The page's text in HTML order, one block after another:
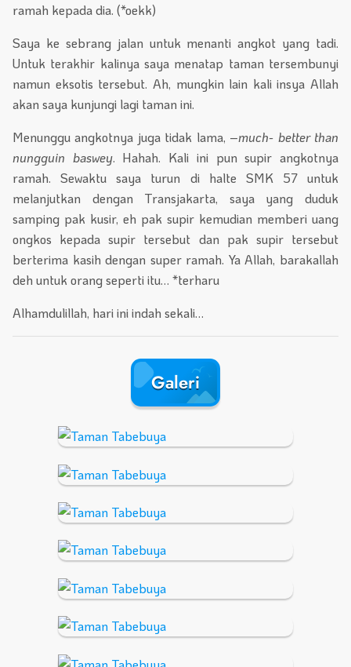
ramah kepada dia. (*oekk)
Saya ke sebrang jalan untuk menanti angkot yang tadi.
Untuk terakhir kalinya saya menatap taman tersembunyi
namun eksotis tersebut. Ah, mungkin lain kali insya Allah
akan saya kunjungi lagi taman ini.
Menunggu angkotnya juga tidak lama, –much- better than
nungguin baswey. Hahah. Kali ini pun supir angkotnya
ramah. Sewaktu saya turun di halte SMK 57 untuk
melanjutkan dengan Transjakarta, saya yang duduk
samping pak kusir, eh pak supir kemudian memberi uang
ongkos kepada supir tersebut dan pak supir tersebut
berterima kasih dengan super ramah. Ya Allah, barakallah
deh untuk orang seperti itu… *terharu
Alhamdulillah, hari ini indah sekali…
Galeri